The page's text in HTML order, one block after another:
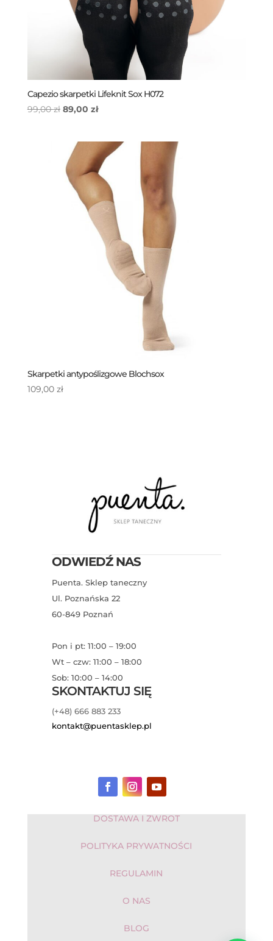
Capezio skarpetki Lifeknit Sox H072
99,00zł Pierwotna
99,00 zł.
89,00 złAktualna
89,00 zł.
Skarpetki antypoślizgowe Blochsox
109,00 zł
ODWIEDŹ NAS
Puenta. Sklep taneczny
Ul. Poznańska 22
60-849 Poznań
Pon i pt: 11:00 – 19:00
Wt – czw: 11:00 – 18:00
Sob: 10:00 – 14:00
SKONTAKTUJ SIĘ
(+48) 666 883 233
kontakt@puentasklep.pl
DOSTAWA I ZWROT
POLITYKA PRYWATNOŚCI
REGULAMIN
O NAS
BLOG